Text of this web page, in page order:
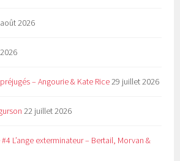
2026
– Angourie & Kate Rice29 juillet 2026
22 juillet 2026
L’ange exterminateur – Bertail, Morvan &